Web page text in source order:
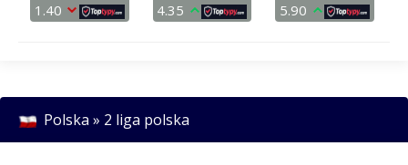
1.40
4.35
5.90
Polska » 2 liga polska